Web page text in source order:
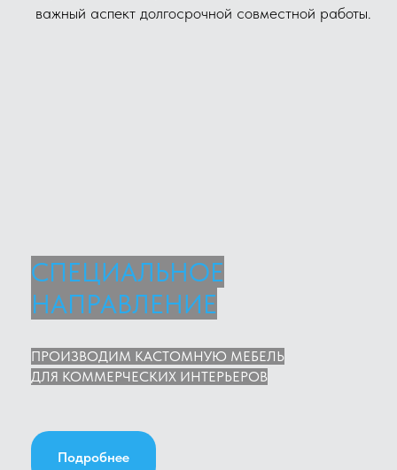
важный аспект долгосрочной совместной работы.
СПЕЦИАЛЬНОЕ
НАПРАВЛЕНИЕ
ПРОИЗВОДИМ КАСТОМНУЮ МЕБЕЛЬ
ДЛЯ КОММЕРЧЕСКИХ ИНТЕРЬЕРОВ
Подробнее